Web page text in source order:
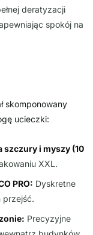
deratyzacji
spokój na
skomponowany
ucieczki:
szczury i myszy (10
XXL.
PRO: Dyskretne
przejść.
Precyzyjne